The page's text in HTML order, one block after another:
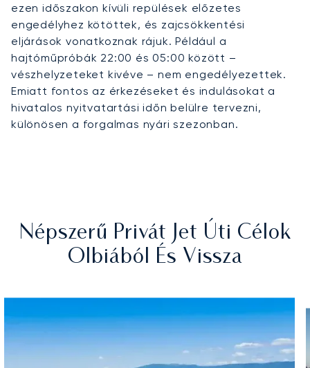
ezen időszakon kívüli repülések előzetes
engedélyhez kötöttek, és zajcsökkentési
eljárások vonatkoznak rájuk. Például a
hajtóműpróbák 22:00 és 05:00 között –
vészhelyzeteket kivéve – nem engedélyezettek.
Emiatt fontos az érkezéseket és indulásokat a
hivatalos nyitvatartási időn belülre tervezni,
különösen a forgalmas nyári szezonban.
Népszerű Privát Jet Úti Célok
Olbiából És Vissza